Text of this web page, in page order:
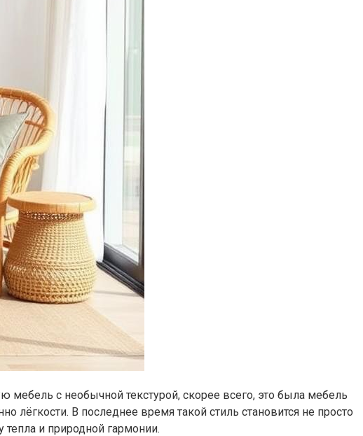
с необычной текстурой, скорее всего, это была мебель
лёгкости. В последнее время такой стиль становится не просто
и природной гармонии.